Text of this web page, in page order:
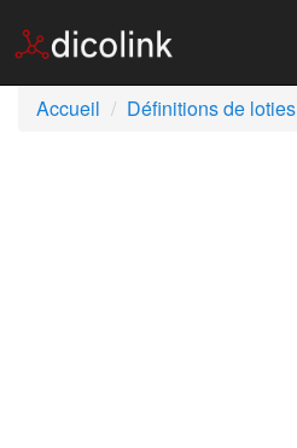
Accueil
Définitions de loties